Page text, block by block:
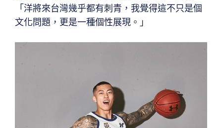
「洋將來台灣幾乎都有刺青，我覺得這不只是個
文化問題，更是一種個性展現。」